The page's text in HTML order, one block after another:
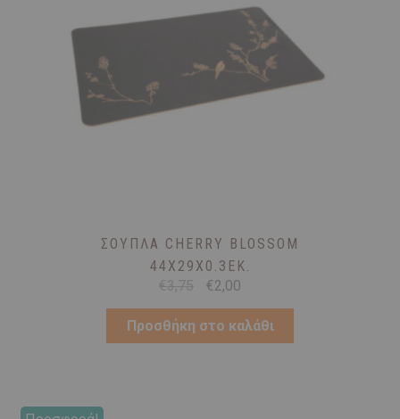
ΣΟΥΠΛΆ CHERRY BLOSSOM
44X29X0.3ΕΚ.
€3,75
Original
was:
€3,75.
€2,00Η
τιμή
είναι:
Προσθήκη στο καλάθι